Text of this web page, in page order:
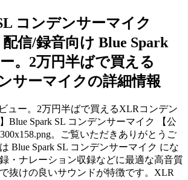
コンデンサーマイク
信/録音向け Blue Spark
。2万円半ばで買える
サーマイクの詳細情報
ュー。2万円半ばで買えるXLRコンデン
Blue Spark SL コンデンサーマイク 【公
。ご覧いただきありがとうご
Blue Spark SL コンデンサーマイク にな
・ナレーション収録などに最適な高音質
抜けの良いサウンドが特徴です。XLR